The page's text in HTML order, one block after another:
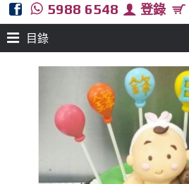
5988 6548 登錄
目錄